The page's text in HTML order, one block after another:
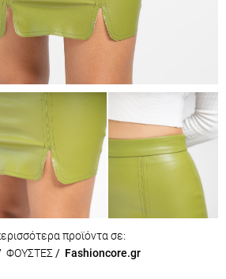
προϊόντα σε:
ΦΟΥΣΤΕΣ / Fashioncore.gr